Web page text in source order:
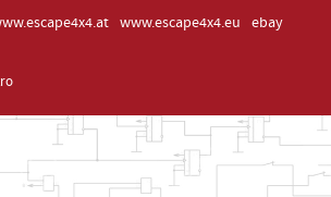
www.escape4x4.eu ebay